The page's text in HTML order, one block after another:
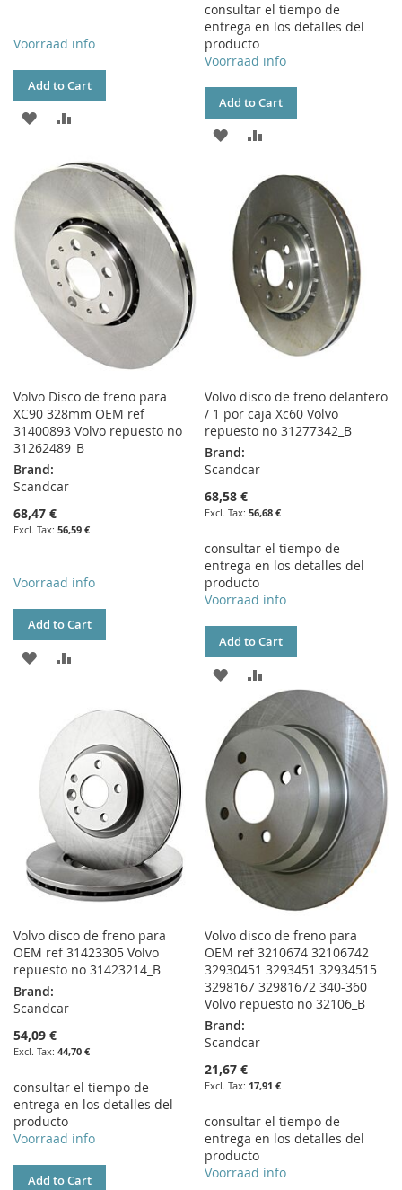
Voorraad info
Add to Cart
ADD
WISH
COMPARE
consultar el tiempo de
entrega en los detalles del
producto
Voorraad info
Add to Cart
ADD
WISH
LIST
COMPARE
Volvo Disco de freno para
XC90 328mm OEM ref
31400893 Volvo repuesto no
31262489_B
Brand:
Scandcar
68,47 €
56,59 €
Voorraad info
Add to Cart
ADD
WISH
LIST
COMPARE
Volvo disco de freno delantero
/ 1 por caja Xc60 Volvo
repuesto no 31277342_B
Brand:
Scandcar
68,58 €
56,68 €
consultar el tiempo de
entrega en los detalles del
producto
Voorraad info
Add to Cart
ADD
WISH
LIST
TO
COMPARE
Volvo disco de freno para
OEM ref 31423305 Volvo
repuesto no 31423214_B
Brand:
Scandcar
54,09 €
44,70 €
consultar el tiempo de
entrega en los detalles del
producto
Voorraad info
Add to Cart
Volvo disco de freno para
OEM ref 3210674 32106742
32930451 3293451 32934515
3298167 32981672 340-360
Volvo repuesto no 32106_B
Brand:
Scandcar
21,67 €
17,91 €
consultar el tiempo de
entrega en los detalles del
producto
Voorraad info